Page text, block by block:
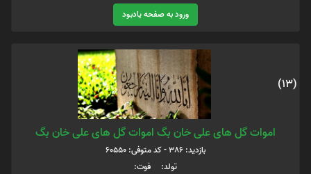
ورود به صفحه یادبود
(13)
اموات گل های علی خان بگ اموات گل های علی خان بگ
بازدید: 386 - کد متوفی: 60550
تولد: فوت: